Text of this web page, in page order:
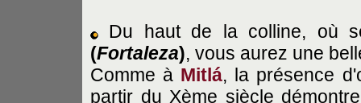
Du haut de la colline, où
(Fortaleza), vous aurez une
Comme à Mitlá, la présence
partir du Xème siècle